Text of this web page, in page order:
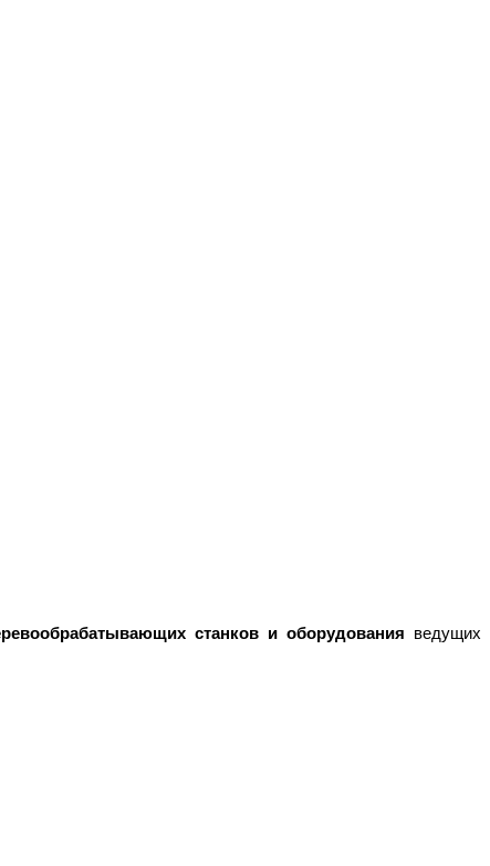
станков и оборудования ведущих